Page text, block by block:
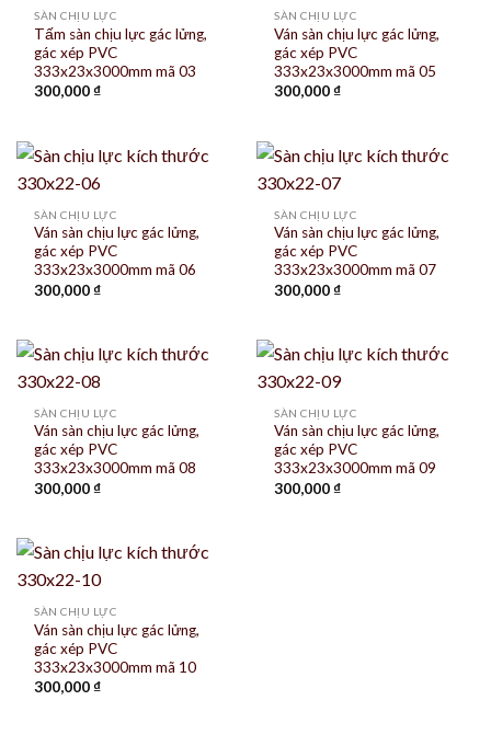
SÀN CHỊU LỰC
Tấm sàn chịu lực gác lửng,
gác xép PVC
333x23x3000mm mã 03
300,000₫
SÀN CHỊU LỰC
Ván sàn chịu lực gác lửng,
gác xép PVC
333x23x3000mm mã 05
300,000₫
SÀN CHỊU LỰC
Ván sàn chịu lực gác lửng,
gác xép PVC
333x23x3000mm mã 06
300,000₫
SÀN CHỊU LỰC
Ván sàn chịu lực gác lửng,
gác xép PVC
333x23x3000mm mã 07
300,000₫
SÀN CHỊU LỰC
Ván sàn chịu lực gác lửng,
gác xép PVC
333x23x3000mm mã 08
300,000₫
SÀN CHỊU LỰC
Ván sàn chịu lực gác lửng,
gác xép PVC
333x23x3000mm mã 09
300,000₫
SÀN CHỊU LỰC
Ván sàn chịu lực gác lửng,
gác xép PVC
333x23x3000mm mã 10
300,000₫